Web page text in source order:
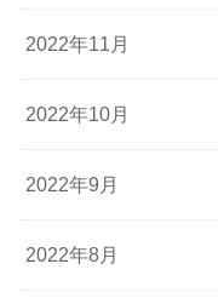
2022年11月
2022年10月
2022年9月
2022年8月